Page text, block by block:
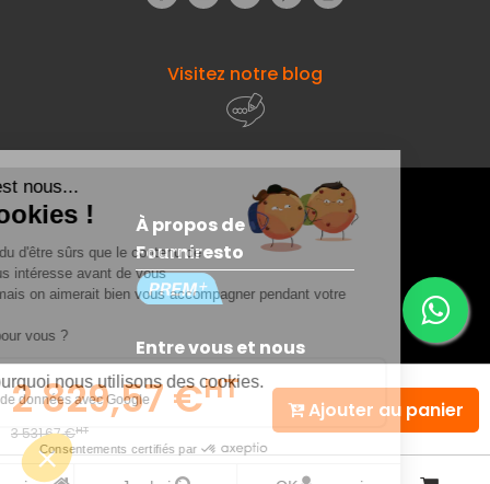
2 829,57 €HT
3 531,67 €HT
Ajouter au panier
Visitez notre blog
À propos de
Fourniresto
Entre vous et nous
Besoin d'aide ?